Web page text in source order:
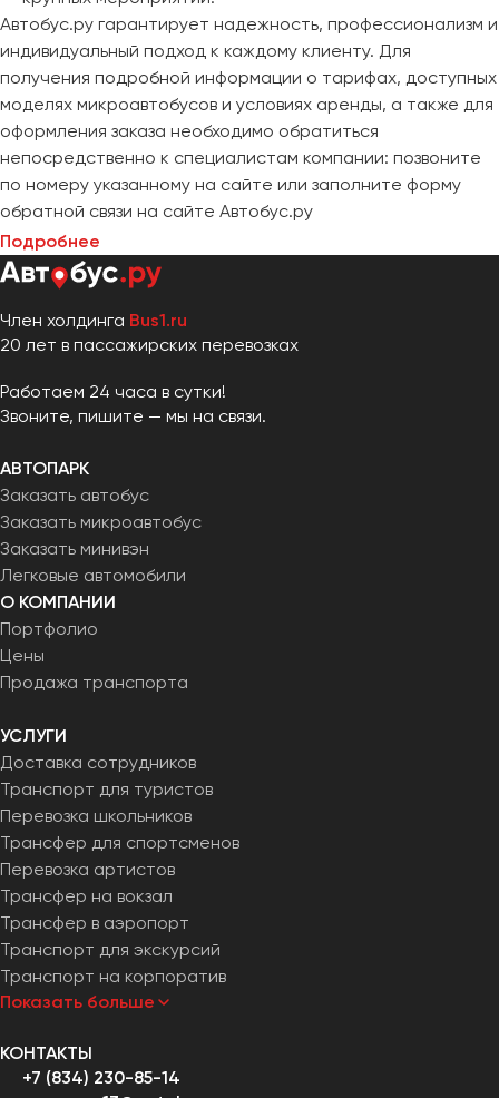
Автобус.ру гарантирует надежность, профессионализм и
индивидуальный подход к каждому клиенту. Для
получения подробной информации о тарифах, доступных
моделях микроавтобусов и условиях аренды, а также для
оформления заказа необходимо обратиться
непосредственно к специалистам компании: позвоните
по номеру указанному на сайте или заполните форму
обратной связи на сайте Автобус.ру
Подробнее
Член холдинга Bus1.ru
20 лет в пассажирских перевозках
Работаем 24 часа в сутки!
Звоните, пишите — мы на связи.
АВТОПАРК
Заказать автобус
Заказать микроавтобус
Заказать минивэн
Легковые автомобили
О КОМПАНИИ
Портфолио
Цены
Продажа транспорта
УСЛУГИ
Доставка сотрудников
Транспорт для туристов
Перевозка школьников
Трансфер для спортсменов
Перевозка артистов
Трансфер на вокзал
Трансфер в аэропорт
Транспорт для экскурсий
Транспорт на корпоратив
Показать больше
КОНТАКТЫ
+7 (834) 230-85-14
Хабаровск
Чебоксары
Челябинск
Череповец
Якутск
Ялта
Ярославль